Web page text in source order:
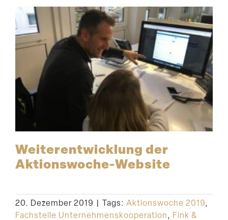
Weiter­ent­wicklung der
Aktionswoche-Website
20. Dezember 2019 | Tags: Aktionswoche 2019,
Fachstelle Unternehmenskooperation, Fink &